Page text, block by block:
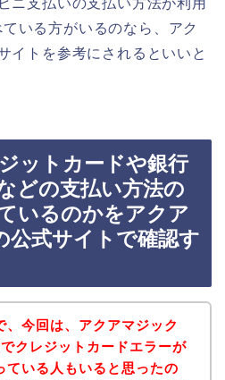
いる方がいるのなら、アク
イトを参考にされるといいと
ットカードや銀行
どの支払い方法の
いるのかをアクア
公式サイトで確認す
、今回は、アクアマジック
クレジットカードエラーが
ている人もいると思ったの